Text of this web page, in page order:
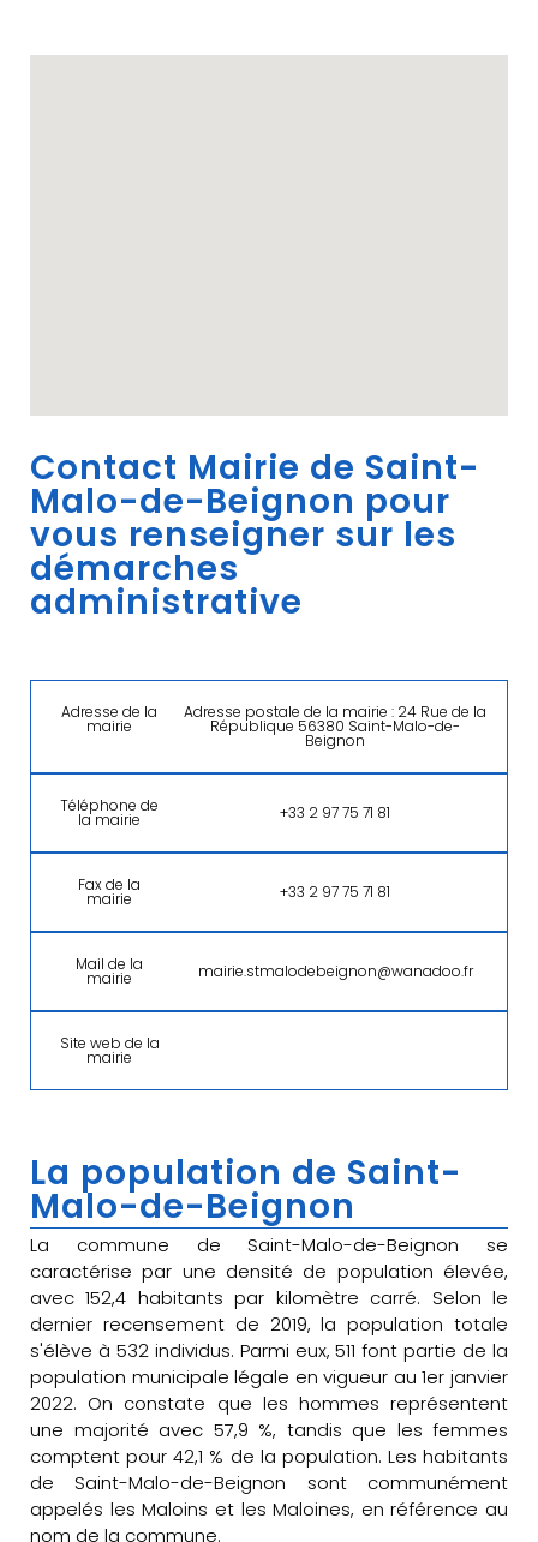
Contact Mairie de Saint-
Malo-de-Beignon pour
vous renseigner sur les
démarches
administrative
Adresse de la
mairie
Adresse postale de la mairie : 24 Rue de la
République 56380 Saint-Malo-de-
Beignon
Téléphone de
la mairie +33 2 97 75 71 81
Fax de la
mairie +33 2 97 75 71 81
Mail de la
mairie mairie.stmalodebeignon@wanadoo.fr
Site web de la
mairie
La population de Saint-
Malo-de-Beignon
La commune de Saint-Malo-de-Beignon se
caractérise par une densité de population élevée,
avec 152,4 habitants par kilomètre carré. Selon le
dernier recensement de 2019, la population totale
s'élève à 532 individus. Parmi eux, 511 font partie de la
population municipale légale en vigueur au 1er janvier
2022. On constate que les hommes représentent
une majorité avec 57,9 %, tandis que les femmes
comptent pour 42,1 % de la population. Les habitants
de Saint-Malo-de-Beignon sont communément
appelés les Maloins et les Maloines, en référence au
nom de la commune.